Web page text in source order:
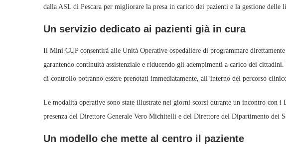
dalla ASL di Pescara per migliorare la presa in carico dei pazienti e la gestione delle
Un servizio dedicato ai pazienti già in cura
Il Mini CUP consentirà alle Unità Operative ospedaliere di programmare
garantendo continuità assistenziale e riducendo gli adempimenti a carico dei
di controllo potranno essere prenotati immediatamente, all’interno del percorso
Le modalità operative sono state illustrate nei giorni scorsi durante un incontro con
presenza del Direttore Generale Vero Michitelli e del Direttore del Dipartimento dei
Un modello che mette al centro il paziente